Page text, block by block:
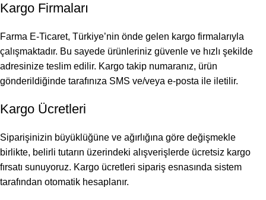
Kargo Firmaları
Farma E-Ticaret, Türkiye’nin önde gelen kargo firmalarıyla
çalışmaktadır. Bu sayede ürünleriniz güvenle ve hızlı şekilde
adresinize teslim edilir. Kargo takip numaranız, ürün
gönderildiğinde tarafınıza SMS ve/veya e-posta ile iletilir.
Kargo Ücretleri
Siparişinizin büyüklüğüne ve ağırlığına göre değişmekle
birlikte, belirli tutarın üzerindeki alışverişlerde ücretsiz kargo
fırsatı sunuyoruz. Kargo ücretleri sipariş esnasında sistem
tarafından otomatik hesaplanır.